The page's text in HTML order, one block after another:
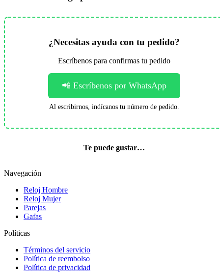
¿Necesitas ayuda con tu pedido?
Escríbenos para confirmas tu pedido
📲 Escríbenos por WhatsApp
Al escribirnos, indícanos tu número de pedido.
Te puede gustar…
Navegación
Reloj Hombre
Reloj Mujer
Parejas
Gafas
Políticas
Términos del servicio
Política de reembolso
Política de privacidad